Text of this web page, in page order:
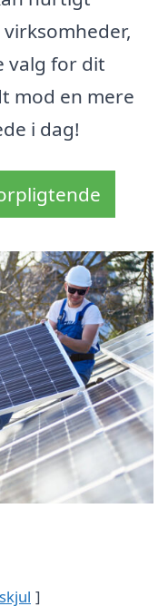
valg for dit
mod en mere
i dag!
skjul